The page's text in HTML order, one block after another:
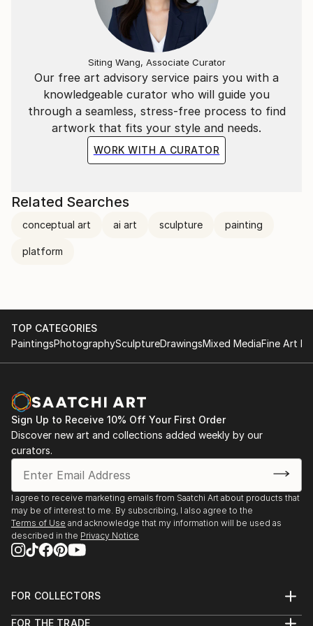
"L'essenziale è invisibile agli occhi".
La situazione attuale, quello che ci circonda, ci
porterà a vivere in un mondo "surrogato";
Ricreato ad hoc per vedere quello che non ci sarà più.
Conceptual art
Working with ceramic, concrete, wood etc
Our free art advisory service pairs you with a
knowledgeable curator who will guide you
through a seamless, stress-free process to find
artwork that fits your style and needs.
WORK WITH A CURATOR
Siting Wang, Associate Curator
Related Searches
conceptual art ai art sculpture painting
platform
TOP CATEGORIES
PaintingsPhotographySculptureDrawingsMixed MediaFine Art
Sign Up to Receive 10% Off Your First Order
Discover new art and collections added weekly by our
curators.
I agree to receive marketing emails from Saatchi Art about products that
may be of interest to me. By subscribing, I also agree to the
Terms of Use and acknowledge that my information will be used as
described in the Privacy Notice
FOR COLLECTORS
FOR THE TRADE